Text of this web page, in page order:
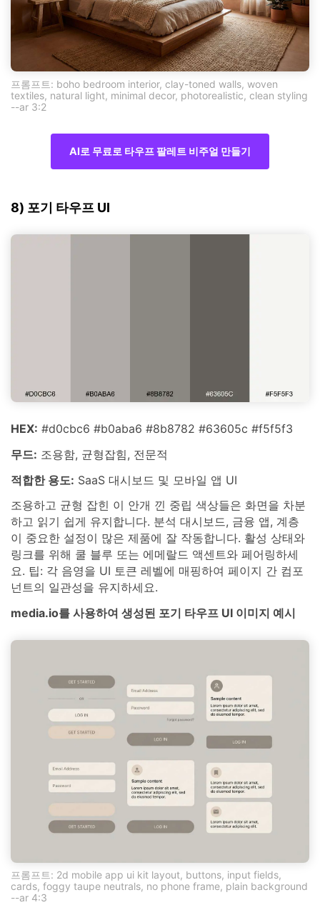
프롬프트: boho bedroom interior, clay-toned walls, woven
textiles, natural light, minimal decor, photorealistic, clean styling
--ar 3:2
AI로 무료로 타우프 팔레트 비주얼 만들기
8) 포기 타우프 UI
HEX: #d0cbc6 #b0aba6 #8b8782 #63605c #f5f5f3
무드: 조용함, 균형잡힘, 전문적
적합한 용도: SaaS 대시보드 및 모바일 앱 UI
조용하고 균형 잡힌 이 안개 낀 중립 색상들은 화면을 차분
하고 읽기 쉽게 유지합니다. 분석 대시보드, 금융 앱, 계층
이 중요한 설정이 많은 제품에 잘 작동합니다. 활성 상태와
링크를 위해 쿨 블루 또는 에메랄드 액센트와 페어링하세
요. 팁: 각 음영을 UI 토큰 레벨에 매핑하여 페이지 간 컴포
넌트의 일관성을 유지하세요.
media.io를 사용하여 생성된 포기 타우프 UI 이미지 예시
프롬프트: 2d mobile app ui kit layout, buttons, input fields,
cards, foggy taupe neutrals, no phone frame, plain background
--ar 4:3